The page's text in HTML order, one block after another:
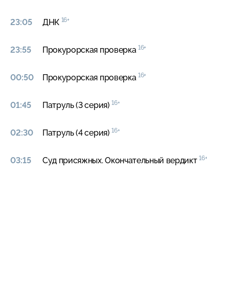
23:05 ДНК 16+
23:55 Прокурорская проверка 16+
00:50 Прокурорская проверка 16+
01:45 Патруль (3 серия)16+
02:30 Патруль (4 серия)16+
03:15 Суд присяжных. Окончательный вердикт16+